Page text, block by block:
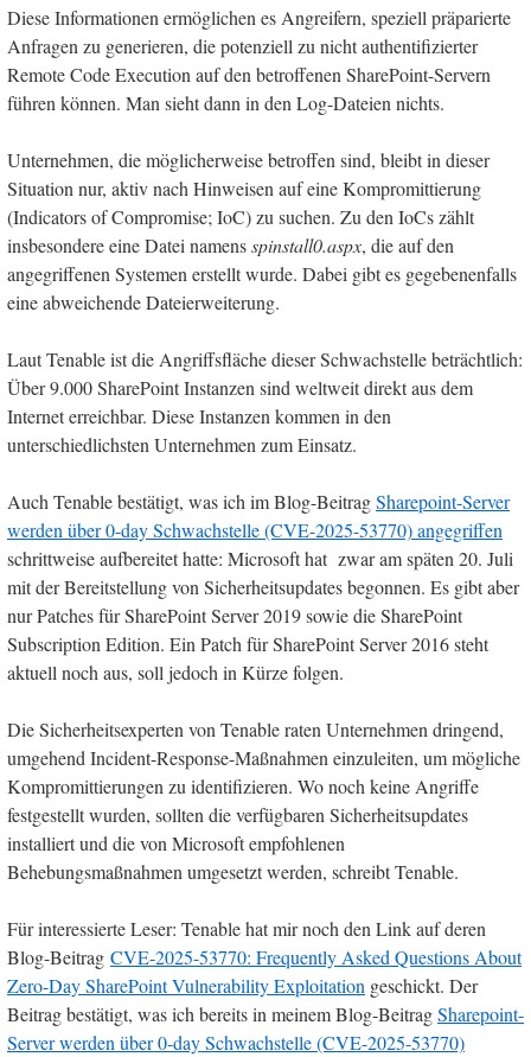
Diese Informationen ermöglichen es Angreifern, speziell präparierte
Anfragen zu generieren, die potenziell zu nicht authentifizierter
Remote Code Execution auf den betroffenen SharePoint-Servern
führen können. Man sieht dann in den Log-Dateien nichts.
Unternehmen, die möglicherweise betroffen sind, bleibt in dieser
Situation nur, aktiv nach Hinweisen auf eine Kompromittierung
(Indicators of Compromise; IoC) zu suchen. Zu den IoCs zählt
insbesondere eine Datei namensspinstall0.aspx, die auf den
angegriffenen Systemen erstellt wurde. Dabei gibt es gegebenenfalls
eine abweichende Dateierweiterung.
Laut Tenable ist die Angriffsfläche dieser Schwachstelle beträchtlich:
Über 9.000 SharePoint Instanzen sind weltweit direkt aus dem
Internet erreichbar. Diese Instanzen kommen in den
unterschiedlichsten Unternehmen zum Einsatz.
Auch Tenable bestätigt, was ich im Blog-BeitragSharepoint-Server
werden über 0-day Schwachstelle (CVE-2025-53770) angegriffen
schrittweise aufbereitet hatte: Microsoft hat zwar am späten 20. Juli
mit der Bereitstellung von Sicherheitsupdates begonnen. Es gibt aber
nur Patches für SharePoint Server 2019 sowie die SharePoint
Subscription Edition. Ein Patch für SharePoint Server 2016 steht
aktuell noch aus, soll jedoch in Kürze folgen.
Die Sicherheitsexperten von Tenable raten Unternehmen dringend,
umgehend Incident-Response-Maßnahmen einzuleiten, um mögliche
Kompromittierungen zu identifizieren. Wo noch keine Angriffe
festgestellt wurden, sollten die verfügbaren Sicherheitsupdates
installiert und die von Microsoft empfohlenen
Behebungsmaßnahmen umgesetzt werden, schreibt Tenable.
Für interessierte Leser: Tenable hat mir noch den Link auf deren
Blog-Beitrag CVE-2025-53770: Frequently Asked Questions About
Zero-Day SharePoint Vulnerability Exploitation geschickt. Der
Beitrag bestätigt, was ich bereits in meinem Blog-BeitragSharepoint-
Server werden über 0-day Schwachstelle (CVE-2025-53770)